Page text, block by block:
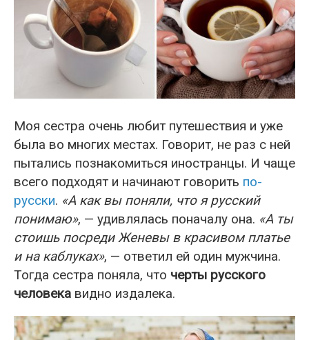
Моя сестра очень любит путешествия и уже
была во многих местах. Говорит, не раз с ней
пытались познакомиться иностранцы. И чаще
всего подходят и начинают говорить по-
русски. «А как вы поняли, что я русский
понимаю», — удивлялась поначалу она. «А ты
стоишь посреди Женевы в красивом платье
и на каблуках», — ответил ей один мужчина.
Тогда сестра поняла, что черты русского
человека видно издалека.